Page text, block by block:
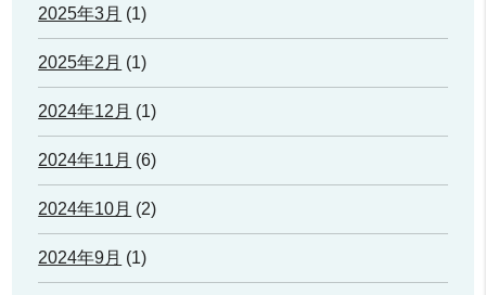
2025年3月 (1)
2025年2月 (1)
2024年12月 (1)
2024年11月 (6)
2024年10月 (2)
2024年9月 (1)